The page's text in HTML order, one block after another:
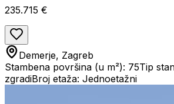
235.715 €
Demerje, Zagreb
Stambena površina (u m²): 75Tip
zgradiBroj etaža: Jednoetažni